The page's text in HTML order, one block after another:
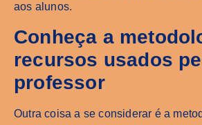
aos alunos.
Conheça a
recursos usados
professor
Outra coisa a se considerar é a